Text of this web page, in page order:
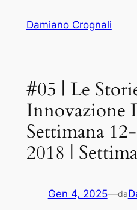
Damiano Crognali
#05 | Le
Innovazione
Settimana
2018 |
Gen 4, 2025—da